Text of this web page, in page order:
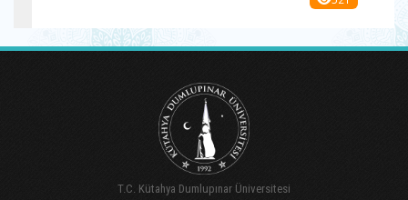
T.C. Kütahya Dumlupınar Üniversitesi